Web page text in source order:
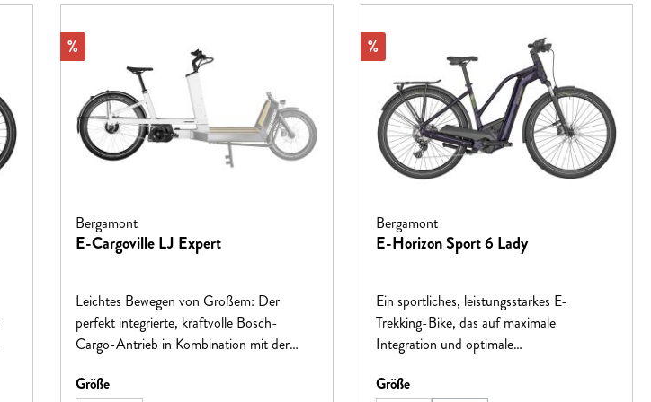
Rabatt
%
Bergamont
E-Cargoville LJ Expert
Leichtes Bewegen von Großem: Der
perfekt integrierte, kraftvolle Bosch-
Cargo-Antrieb in Kombination mit der
Fahren von Lasten zur Freude. Das
Größeauswählen
Rabatt
%
Bergamont
E-Horizon Sport 6 Lady
Ein sportliches, leistungsstarkes E-
Trekking-Bike, das auf maximale
Integration und optimale
fortschrittliche Chassis-Konzept, in
Größeauswählen